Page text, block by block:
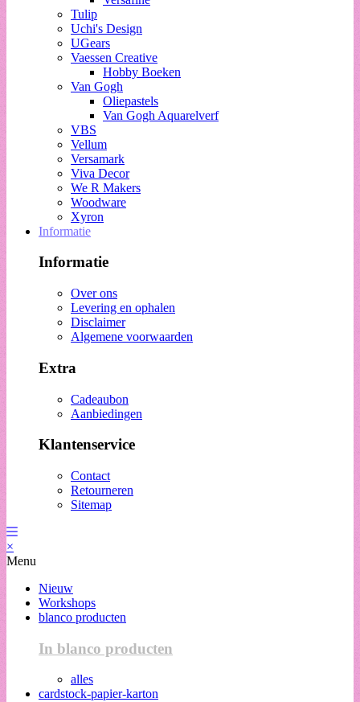
Tulip
Uchi's Design
UGears
Vaessen Creative
Hobby Boeken
Van Gogh
Oliepastels
Van Gogh Aquarelverf
VBS
Vellum
Versamark
Viva Decor
We R Makers
Woodware
Xyron
Informatie
Informatie
Over ons
Levering en ophalen
Disclaimer
Algemene voorwaarden
Extra
Cadeaubon
Aanbiedingen
Klantenservice
Contact
Retourneren
Sitemap
×
Menu
Nieuw
Workshops
blanco producten
In blanco producten
alles
cardstock-papier-karton